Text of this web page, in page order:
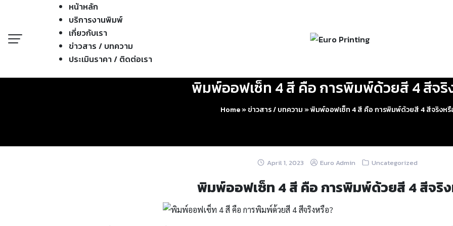
หน้าหลัก
บริการงานพิมพ์
เกี่ยวกับเรา
ข่าวสาร / บทความ
ประเมินราคา / ติดต่อเรา
พิมพ์ออฟเซ็ท 4 สี คือ การพิมพ์ด้วยสี 4 สีจริ
Home»ข่าวสาร / บทความ»พิมพ์ออฟเซ็ท 4 สี คือ การพิมพ์ด้วยสี 4 สีจริงหรื
April 1, 2023 Euro Admin Uncategorized
พิมพ์ออฟเซ็ท 4 สี คือ การพิมพ์ด้วยสี 4 สีจริ